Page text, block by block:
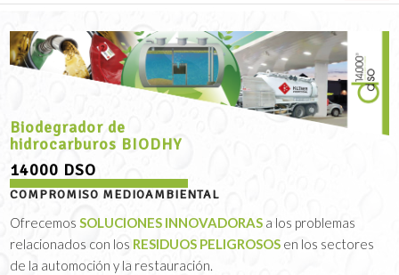
Biodegrador de
hidrocarburos BIODHY
14000 DSO
COMPROMISO MEDIOAMBIENTAL
OfrecemosSOLUCIONES INNOVADORAS a los problemas
relacionados con los RESIDUOS PELIGROSOS en los sectores
de la automoción y la restauración.